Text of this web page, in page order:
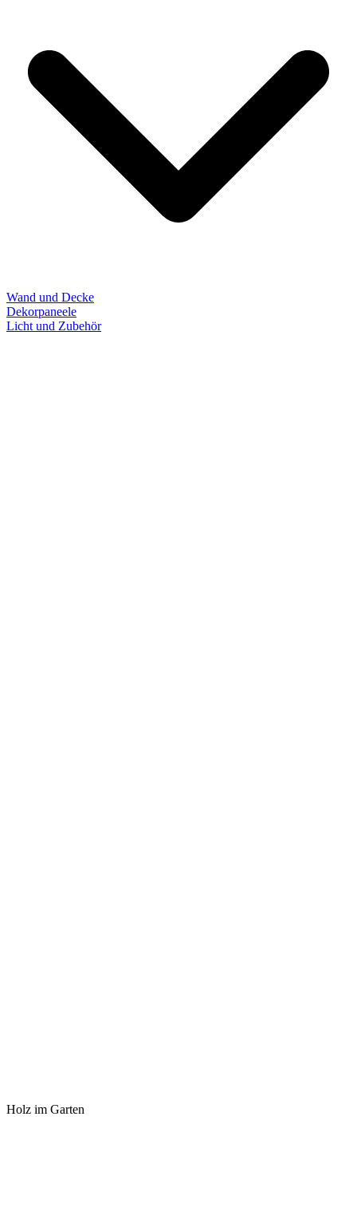
Wand und Decke
Dekorpaneele
Licht und Zubehör
Holz im Garten